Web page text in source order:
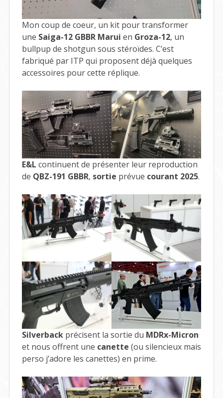
Mon coup de coeur, un kit pour transformer
une Saiga-12 GBBR Marui en Groza-12, un
bullpup de shotgun sous stéroïdes. C’est
fabriqué par ITP qui proposent déjà quelques
accessoires pour cette réplique.
E&L continuent de présenter leur reproduction
de QBZ-191 GBBR, sortie prévue courant 2025.
Silverback précisent la sortie du MDRx-Micron
et nous offrent une canette (ou silencieux mais
perso j’adore les canettes) en prime.